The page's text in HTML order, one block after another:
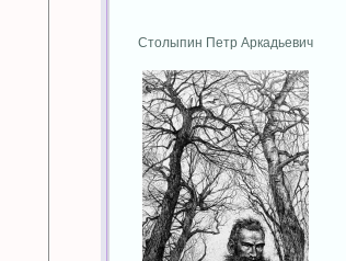
Столыпин Петр Аркадьевич